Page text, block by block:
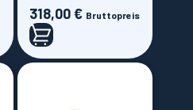
Preis
318,00 € Bruttopreis